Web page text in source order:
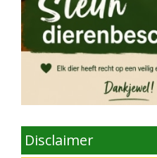
Disclaimer